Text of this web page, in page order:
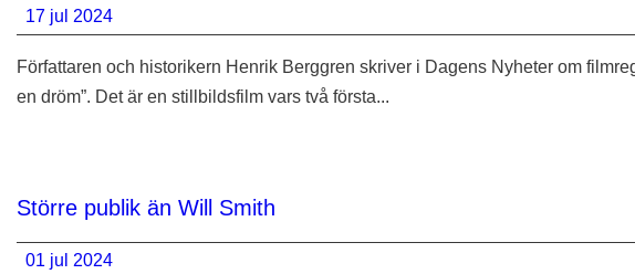
17 jul 2024
Författaren och historikern Henrik Berggren skriver i Dagens Nyheter om
en dröm”. Det är en stillbildsfilm vars två första...
Större publik än Will Smith
01 jul 2024